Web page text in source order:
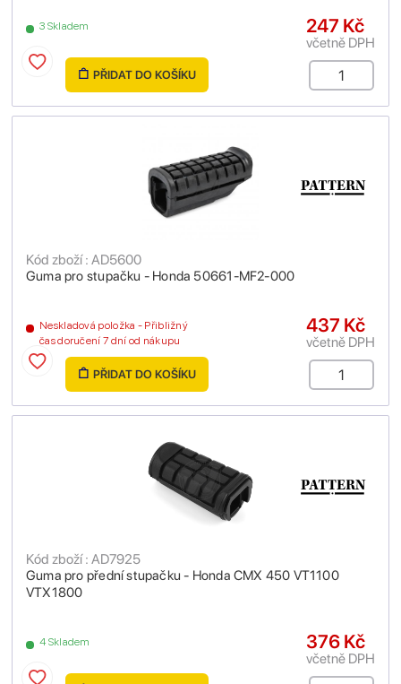
3 Skladem 247 Kč
včetně DPH
PŘIDAT DO KOŠÍKU
Guma pro stupačku - Honda 50661-MF2-000
Kód zboží : AD5600
Neskladová položka - Přibližný
čas doručení 7 dní od nákupu
437 Kč
včetně DPH
PŘIDAT DO KOŠÍKU
Guma pro přední stupačku - Honda CMX 450 VT1100
VTX1800
Kód zboží : AD7925
4 Skladem 376 Kč
včetně DPH